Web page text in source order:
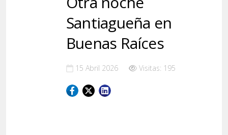
Santiagueña en
Buenas Raíces
15 Abril 2026 Visitas: 195